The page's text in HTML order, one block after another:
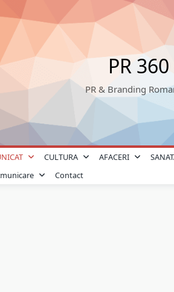
PR 360
PR & Branding
CULTURA AFACERI
Contact